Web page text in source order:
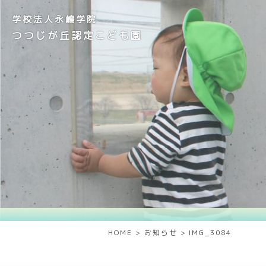
学校法人永嶋学院
つつじが丘認定こども園
HOME > お知らせ > IMG_3084